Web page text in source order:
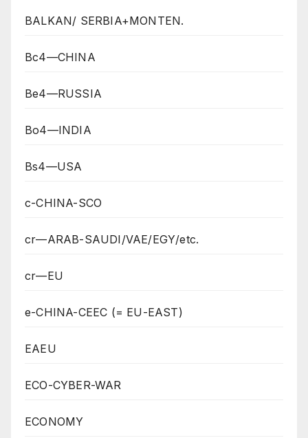
BALKAN/ SERBIA+MONTEN.
Bc4—CHINA
Be4—RUSSIA
Bo4—INDIA
Bs4—USA
c-CHINA-SCO
cr—ARAB-SAUDI/VAE/EGY/etc.
cr—EU
e-CHINA-CEEC (= EU-EAST)
EAEU
ECO-CYBER-WAR
ECONOMY